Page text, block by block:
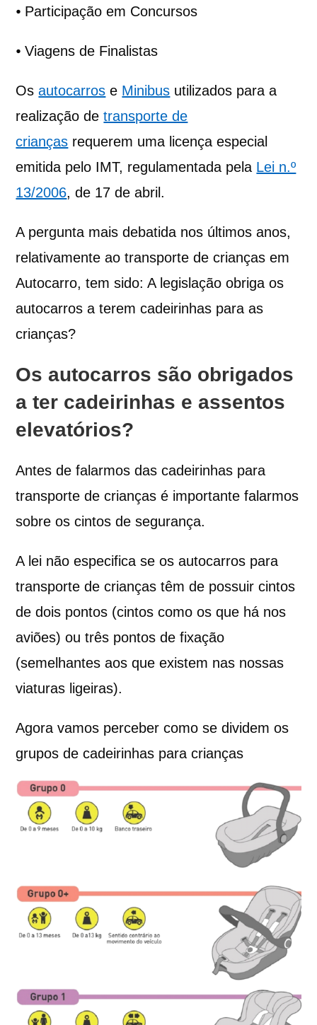
⦁ Participação em Concursos
⦁ Viagens de Finalistas
Osautocarros e Minibus utilizados para a
realização detransporte de
crianças requerem uma licença especial
emitida pelo IMT, regulamentada pela Lei n.º
13/2006, de 17 de abril.
A pergunta mais debatida nos últimos anos,
relativamente ao transporte de crianças em
Autocarro, tem sido: A legislação obriga os
autocarros a terem cadeirinhas para as
crianças?
Os autocarros são obrigados
a ter cadeirinhas e assentos
elevatórios?
Antes de falarmos das cadeirinhas para
transporte de crianças é importante falarmos
sobre os cintos de segurança.
A lei não especifica se os autocarros para
transporte de crianças têm de possuir cintos
de dois pontos (cintos como os que há nos
aviões) ou três pontos de fixação
(semelhantes aos que existem nas nossas
viaturas ligeiras).
Agora vamos perceber como se dividem os
grupos de cadeirinhas para crianças